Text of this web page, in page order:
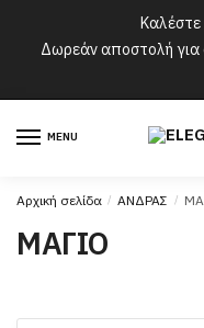
navigation
Καλέστε
Δωρεάν αποστολή για
MENU
Αρχική σελίδα / ΑΝΔΡΑΣ /
ΜΑΓΙΟ